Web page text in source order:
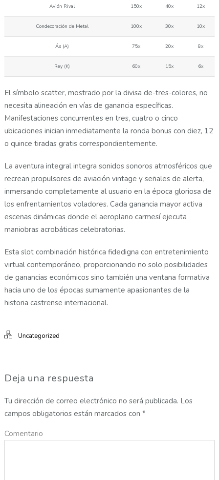
Avión Rival 150x 40x 12x
Condecoración de Metal 100x 30x 10x
Ás (A) 75x 20x 8x
Rey (K) 60x 15x 6x
El símbolo scatter, mostrado por la divisa de-tres-colores, no
necesita alineación en vías de ganancia específicas.
Manifestaciones concurrentes en tres, cuatro o cinco
ubicaciones inician inmediatamente la ronda bonus con diez, 12
o quince tiradas gratis correspondientemente.
La aventura integral integra sonidos sonoros atmosféricos que
recrean propulsores de aviación vintage y señales de alerta,
inmersando completamente al usuario en la época gloriosa de
los enfrentamientos voladores. Cada ganancia mayor activa
escenas dinámicas donde el aeroplano carmesí ejecuta
maniobras acrobáticas celebratorias.
Esta slot combinación histórica fidedigna con entretenimiento
virtual contemporáneo, proporcionando no solo posibilidades
de ganancias económicos sino también una ventana formativa
hacia uno de los épocas sumamente apasionantes de la
historia castrense internacional.
Uncategorized
Deja una respuesta
Tu dirección de correo electrónico no será publicada. Los
campos obligatorios están marcados con *
Comentario